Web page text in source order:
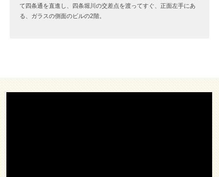
て四条通を直進し、四条堀川の交差点を渡ってすぐ、正面左手にあ
る、ガラスの側面のビルの2階。